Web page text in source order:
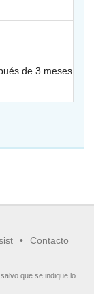
de 3 meses
Contacto
que se indique lo